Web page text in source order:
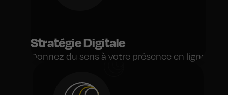
Stratégie Digitale
Donnez du sens à votre présence en ligne